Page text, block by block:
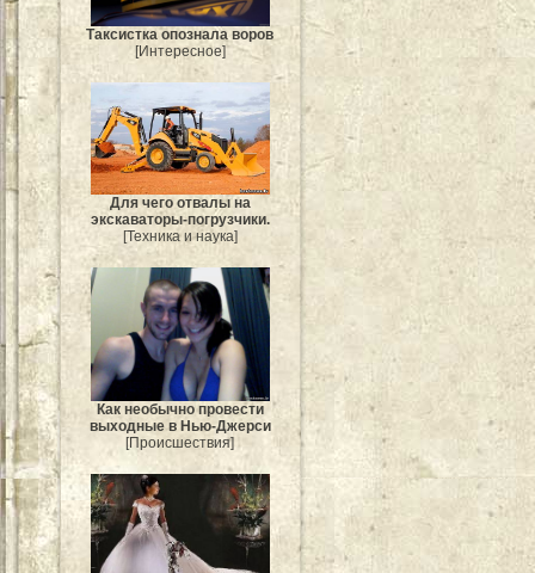
Таксистка опознала воров
[Интересное]
Для чего отвалы на
экскаваторы-погрузчики.
[Техника и наука]
Как необычно провести
выходные в Нью-Джерси
[Происшествия]